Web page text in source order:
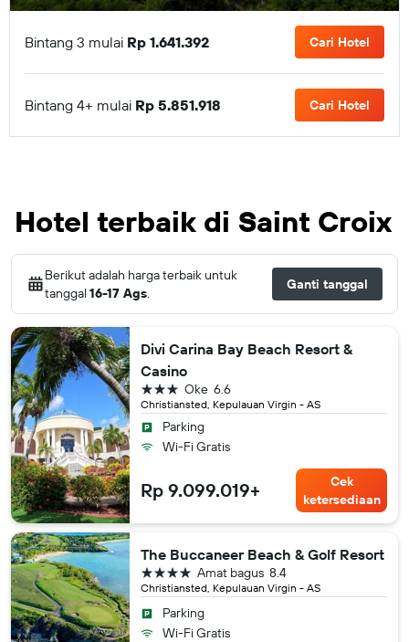
Bintang 3 mulai Rp 1.641.392 Cari Hotel
Bintang 4+ mulai Rp 5.851.918 Cari Hotel
Hotel terbaik di Saint Croix
Berikut adalah harga terbaik untuk
tanggal 16-17 Ags
Ganti tanggal
Divi Carina Bay Beach Resort &
Casino
Christiansted, Kepulauan Virgin - AS
6.6
Oke
bintang 3
Parking
Wi-Fi Gratis
Rp 9.099.019+
Cek
ketersediaan
The Buccaneer Beach & Golf Resort
Christiansted, Kepulauan Virgin - AS
8.4
Amat bagus
bintang 4
Parking
Wi-Fi Gratis